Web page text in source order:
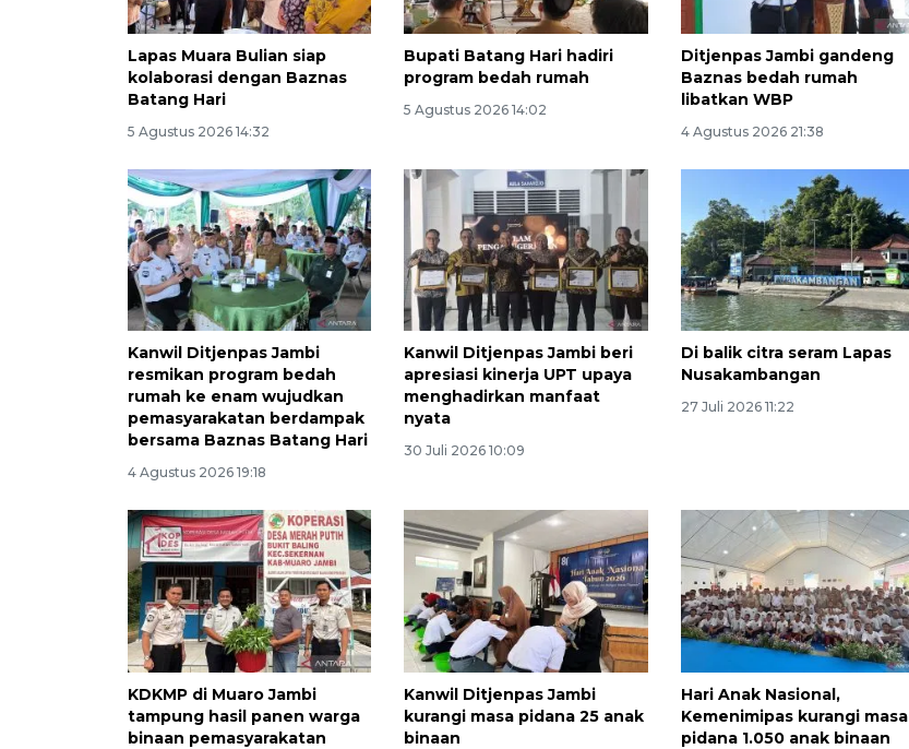
Lapas Muara Bulian siap
kolaborasi dengan Baznas
Batang Hari
5 Agustus 2026 14:32
Bupati Batang Hari hadiri
program bedah rumah
5 Agustus 2026 14:02
Ditjenpas Jambi gandeng
Baznas bedah rumah
libatkan WBP
4 Agustus 2026 21:38
Kanwil Ditjenpas Jambi
resmikan program bedah
rumah ke enam wujudkan
pemasyarakatan berdampak
bersama Baznas Batang Hari
4 Agustus 2026 19:18
Kanwil Ditjenpas Jambi beri
apresiasi kinerja UPT upaya
menghadirkan manfaat
nyata
30 Juli 2026 10:09
Di balik citra seram Lapas
Nusakambangan
27 Juli 2026 11:22
KDKMP di Muaro Jambi
tampung hasil panen warga
binaan pemasyarakatan
Kanwil Ditjenpas Jambi
kurangi masa pidana 25 anak
binaan
Hari Anak Nasional,
Kemenimipas kurangi masa
pidana 1.050 anak binaan
Memberantas kejahatan
jalanan Jakarta
2026-08-05 18:00:00